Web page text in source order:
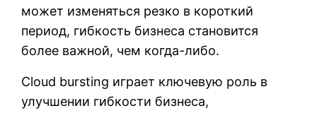
может изменяться резко в короткий
период, гибкость бизнеса становится
более важной, чем когда-либо.
Cloud bursting играет ключевую роль в
улучшении гибкости бизнеса,